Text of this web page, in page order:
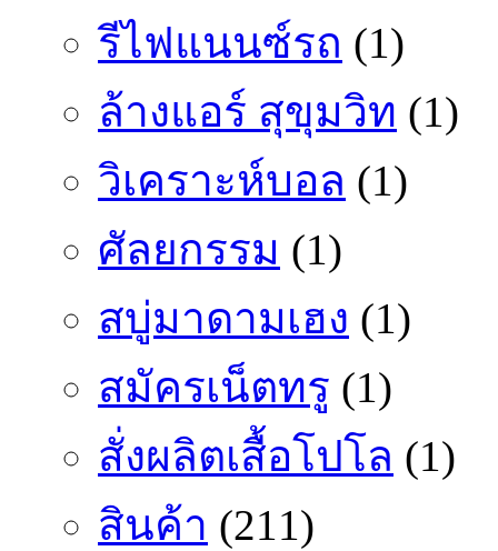
รีไฟแนนซ์รถ (1)
ล้างแอร์ สุขุมวิท (1)
วิเคราะห์บอล (1)
ศัลยกรรม (1)
สบู่มาดามเฮง (1)
สมัครเน็ตทรู (1)
สั่งผลิตเสื้อโปโล (1)
สินค้า (211)